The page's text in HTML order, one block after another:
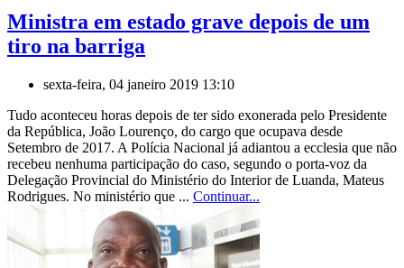
Ministra em estado grave depois de um
tiro na barriga
sexta-feira, 04 janeiro 2019 13:10
Tudo aconteceu horas depois de ter sido exonerada pelo Presidente
da República, João Lourenço, do cargo que ocupava desde
Setembro de 2017. A Polícia Nacional já adiantou a ecclesia que não
recebeu nenhuma participação do caso, segundo o porta-voz da
Delegação Provincial do Ministério do Interior de Luanda, Mateus
Rodrigues. No ministério que ... Continuar...